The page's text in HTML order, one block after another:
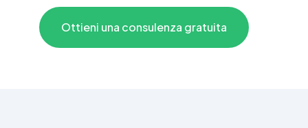
Ottieni una consulenza gratuita